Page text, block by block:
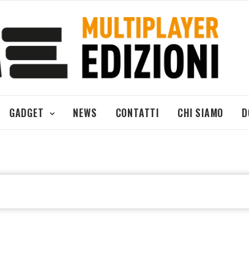
GADGET NEWS CONTATTI CHI SIAMO